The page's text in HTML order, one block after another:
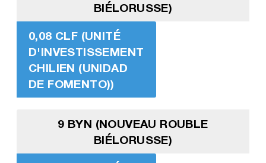
BIÉLORUSSE)
0,08 CLF (UNITÉ
D'INVESTISSEMENT
CHILIEN (UNIDAD
DE FOMENTO))
9 BYN (NOUVEAU ROUBLE
BIÉLORUSSE)